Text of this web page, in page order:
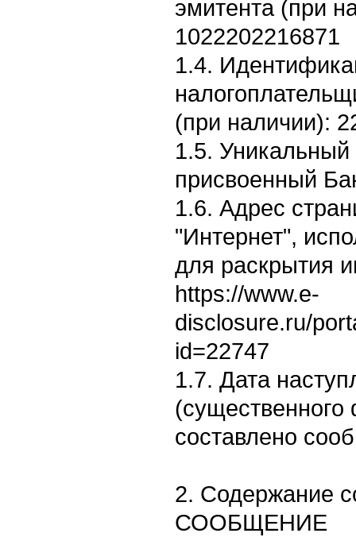
эмитента (при
1022202216871
1.4.
(при наличии):
1.5. Уникальный
присвоенный
1.6. Адрес
"Интернет",
для раскрытия
https://www.e-
disclosure.ru/
id=22747
1.7. Дата
(существенного
составлено
2. Содержание
СООБЩЕНИЕ